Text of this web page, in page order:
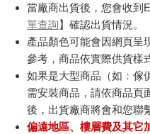
當廠商出貨後，您會收到
單查詢】確認出貨情況。
產品顏色可能會因網頁呈
參考，商品依實際供貨樣
如果是大型商品（如：傢
需安裝商品，請依商品頁
後，出貨廠商將會和您聯
偏遠地區、樓層費及其它